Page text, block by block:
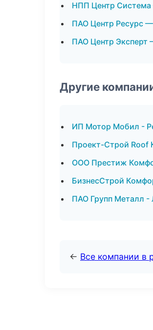
НПП Центр
ПАО Центр Ресурс
ПАО Центр Эксперт
Другие
ИП Мотор Мобил -
Проект-Строй Roof
ООО Престиж
БизнесСтрой
ПАО Групп Металл -
← Все компании в